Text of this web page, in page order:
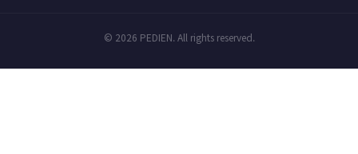
© 2026 PEDIEN. All rights reserved.